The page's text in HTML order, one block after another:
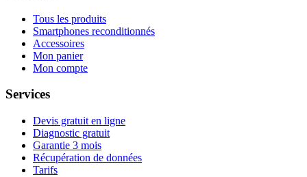
Tous les produits
Smartphones reconditionnés
Accessoires
Mon panier
Mon compte
Services
Devis gratuit en ligne
Diagnostic gratuit
Garantie 3 mois
Récupération de données
Tarifs